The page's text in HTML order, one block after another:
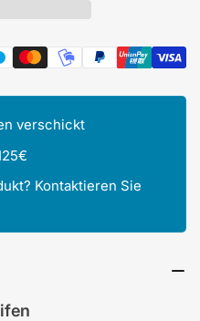
verschickt
Kontaktieren Sie